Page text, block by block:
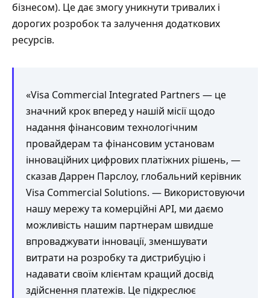
бізнесом). Це дає змогу уникнути тривалих і
дорогих розробок та залучення додаткових
ресурсів.
«Visa Commercial Integrated Partners — це
значний крок вперед у нашій місії щодо
надання фінансовим технологічним
провайдерам та фінансовим установам
інноваційних цифрових платіжних рішень, —
сказав Даррен Парслоу, глобальний керівник
Visa Commercial Solutions. — Використовуючи
нашу мережу та комерційні API, ми даємо
можливість нашим партнерам швидше
впроваджувати інновації, зменшувати
витрати на розробку та дистрибуцію і
надавати своїм клієнтам кращий досвід
здійснення платежів. Це підкреслює